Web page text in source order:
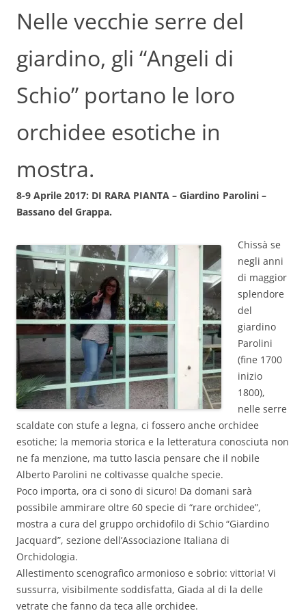
Nelle vecchie serre del
giardino, gli “Angeli di
Schio” portano le loro
orchidee esotiche in
mostra.
8-9 Aprile 2017: DI RARA PIANTA – Giardino Parolini –
Bassano del Grappa.
Chissà se
negli anni
di maggior
splendore
del
giardino
Parolini
(fine 1700
inizio
1800),
nelle serre
scaldate con stufe a legna, ci fossero anche orchidee
esotiche; la memoria storica e la letteratura conosciuta non
ne fa menzione, ma tutto lascia pensare che il nobile
Alberto Parolini ne coltivasse qualche specie.
Poco importa, ora ci sono di sicuro! Da domani sarà
possibile ammirare oltre 60 specie di “rare orchidee”,
mostra a cura del gruppo orchidofilo di Schio “Giardino
Jacquard”, sezione dell’Associazione Italiana di
Orchidologia.
Allestimento scenografico armonioso e sobrio: vittoria! Vi
sussurra, visibilmente soddisfatta, Giada al di la delle
vetrate che fanno da teca alle orchidee.